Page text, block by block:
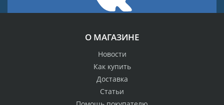
О МАГАЗИНЕ
Новости
Как купить
Доставка
Статьи